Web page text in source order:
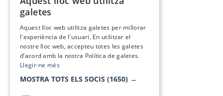
galetes
Aquest lloc web utilitza galetes per millorar
l'experiència de l'usuari. En utilitzar el
nostre lloc web, accepteu totes les galetes
d’acord amb la nostra Política de galetes.
Llegir-ne més
MOSTRA TOTS ELS SOCIS (1650) →